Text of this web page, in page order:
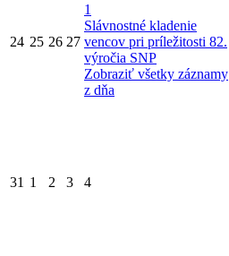
24 25 26 27
1
Slávnostné kladenie
vencov pri príležitosti 82.
výročia SNP
Zobraziť všetky záznamy
z dňa
31 1 2 3 4